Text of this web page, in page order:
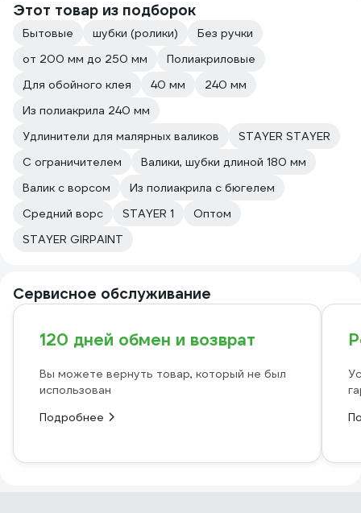
Этот товар из подборок
Бытовые шубки (ролики)
Без ручки
от 200 мм до 250 мм
Полиакриловые
Для обойного клея
40 мм
240 мм
Из полиакрила 240 мм
Удлинители для малярных валиков
STAYER STAYER
С ограничителем
Валики, шубки длиной 180 мм
Валик с ворсом
Из полиакрила с бюгелем
Средний ворс
STAYER 1
Оптом
STAYER GIRPAINT
Сервисное обслуживание
120 дней обмен и возврат
Вы можете вернуть товар, который не был
использован
Подробнее